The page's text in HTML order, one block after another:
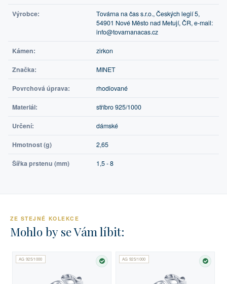
Výrobce:
Továrna na čas s.r.o., Českých legií 5,
54901 Nové Město nad Metují, ČR, e-mail:
info@tovarnanacas.cz
Kámen: zirkon
Značka: MINET
Povrchová úprava: rhodiované
Materiál: stříbro 925/1000
Určení: dámské
Hmotnost (g) 2,65
Šířka prstenu (mm) 1,5 - 8
ZE STEJNÉ KOLEKCE
Mohlo by se Vám líbit:
AG 925/1000
SKLADEM
AG 925/1000